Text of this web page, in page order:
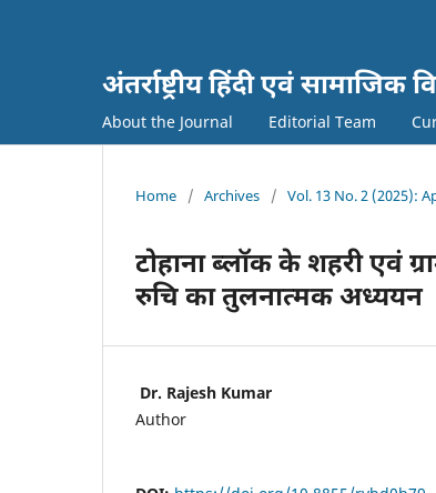
अंतर्राष्ट्रीय हिंदी एवं
About the Journal Editorial Team
Home / Archives / Vol. 13 No. 2 (2025):
टोहाना ब्लॉक के शहरी एवं
रुचि का तुलनात्मक अध्ययन
Dr. Rajesh Kumar
Author